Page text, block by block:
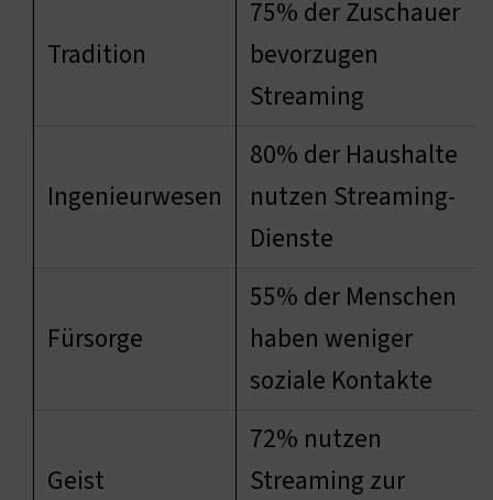
Tradition
75% der Zuschauer
bevorzugen
Streaming
Ingenieurwesen
80% der Haushalte
nutzen Streaming-
Dienste
Fürsorge
55% der Menschen
haben weniger
soziale Kontakte
Geist
72% nutzen
Streaming zur